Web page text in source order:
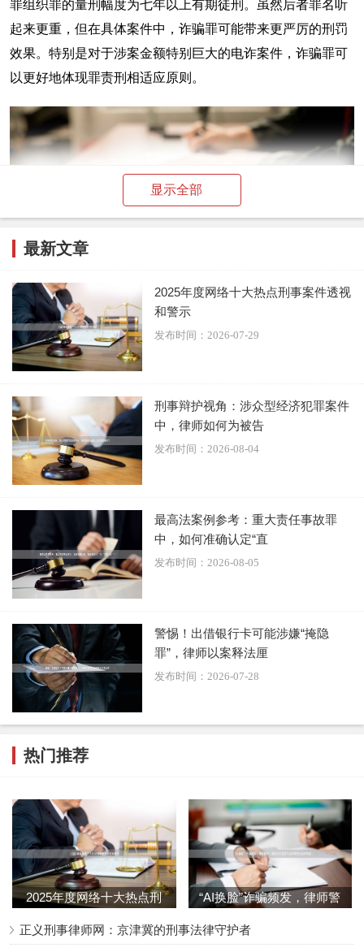
罪组织罪的量刑幅度为七年以上有期徒刑。虽然后者罪名听
起来更重，但在具体案件中，诈骗罪可能带来更严厉的刑罚
效果。特别是对于涉案金额特别巨大的电诈案件，诈骗罪可
以更好地体现罪责刑相适应原则。
国际合作需求同样影响罪名选择。缅北电诈案件涉及跨境司
司法合作和引渡程序。这为今后打击类似跨境犯罪积累了重
要经验。
值得注意的是，检察机关可能采取了"择一重罪"的公诉策
可选择处罚较重的罪名提起公诉。这种策略既符合诉讼经济
原则，也能实现刑罚的震慑效果。
此案的公诉罪名选择，反映了我国司法机关在打击新型跨境
重"问题，而是基于证据基础、司法实践和国际合作等多重因
素的综合考量。这一选择将为今后类似案件的处理提供重要
参考，也展现出中国法治建设的不断进步。
随着案件进入审判阶段，社会公众将继续关注这一重大案件
的后续发展。无论最终判决结果如何，此案都已经成为中国
群众财产安全和社会稳定具有重要意义。
显示全部
最新文章
2025年度网络十大热点刑事案件透视
和警示
发布时间：2026-07-29
刑事辩护视角：涉众型经济犯罪案件
中，律师如何为被告
发布时间：2026-08-04
最高法案例参考：重大责任事故罪
中，如何准确认定“直
发布时间：2026-08-05
警惕！出借银行卡可能涉嫌“掩隐
罪”，律师以案释法厘
发布时间：2026-07-28
热门推荐
2025年度网络十大热点刑
“AI换脸”诈骗频发，律师警
正义刑事律师网：京津冀的刑事法律守护者